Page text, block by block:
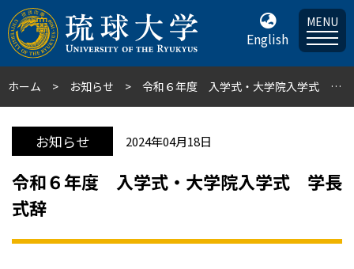
English
MENU
ホーム お知らせ 令和６年度 入学式・大学院入学式 学長式辞
お知らせ 2024年04月18日
令和６年度 入学式・大学院入学式 学長
式辞